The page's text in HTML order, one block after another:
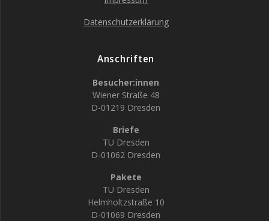
Datenschutzerklärung
Anschriften
Besucher:innen
Wiener Straße 48
D-01219 Dresden
Briefe
TU Dresden
D-01062 Dresden
Pakete
TU Dresden
Helmholtzstraße 10
D-01069 Dresden